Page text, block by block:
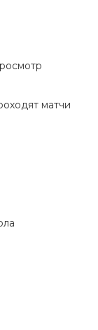
матчи